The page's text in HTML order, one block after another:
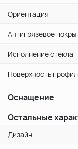
Ориентация
Антигрязевое
Исполнение стекла
Поверхность
Оснащение
Остальные
Дизайн